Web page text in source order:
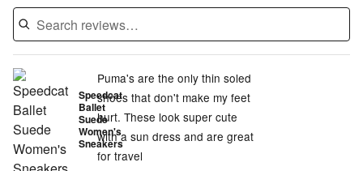
Speedcat
Ballet
Suede
Women's
Sneakers
Puma's are the only thin soled
shoes that don't make my feet
hurt. These look super cute
with a sun dress and are great
for travel